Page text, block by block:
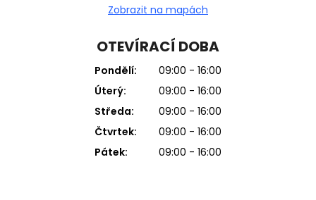
Zobrazit na mapách
OTEVÍRACÍ DOBA
Pondělí:
09:00 - 16:00
Úterý:
09:00 - 16:00
Středa:
09:00 - 16:00
Čtvrtek:
09:00 - 16:00
Pátek:
09:00 - 16:00